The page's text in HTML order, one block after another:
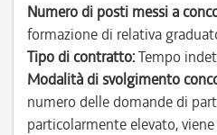
Numero di posti messi a
formazione di relativa
Tipo di contratto:Tempo
Modalità di svolgimento
numero delle domande di
particolarmente elevato,